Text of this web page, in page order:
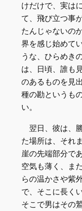
けだけで、実は
て、飛び立つ事
たんじゃないの
界を感じ始めて
うな、ひらめき
は、日頃、誰も
のあるものを見
種の勘というも
い。
翌日、彼は、
た場所は、それ
崖の先端部分で
空気も薄く、ま
らの温かさや紫
で、そこに長く
そこで男はその